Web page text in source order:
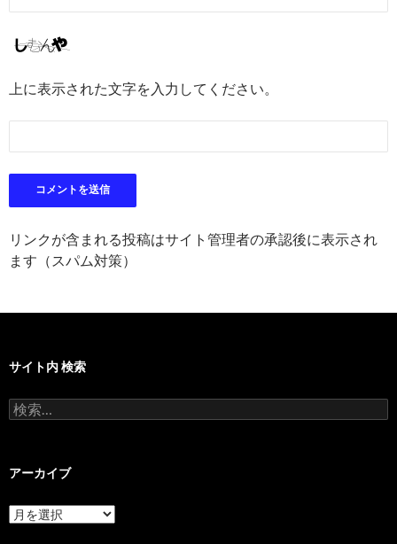
上に表示された文字を入力してください。
リンクが含まれる投稿はサイト管理者の承認後に表示され
ます（スパム対策）
サイト内 検索
検
索:
アーカイブ
ア
ー